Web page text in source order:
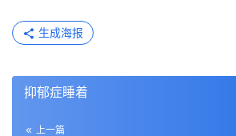
生成海报
抑郁症睡着
上一篇